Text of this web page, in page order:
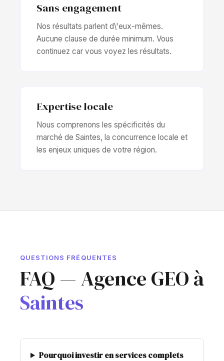
Sans engagement
Nos résultats parlent d\'eux-mêmes.
Aucune clause de durée minimum. Vous
continuez car vous voyez les résultats.
Expertise locale
Nous comprenons les spécificités du
marché de Saintes, la concurrence locale et
les enjeux uniques de votre région.
QUESTIONS FRÉQUENTES
FAQ — Agence GEO à
Saintes
Pourquoi investir en services complets